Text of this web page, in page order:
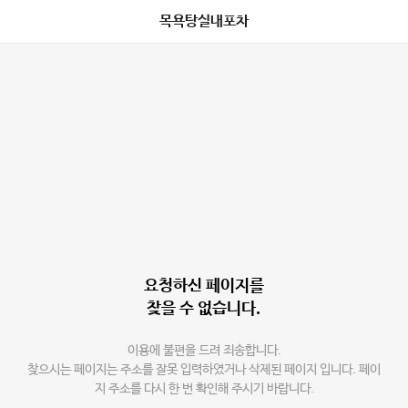
목욕탕실내포차
요청하신 페이지를
찾을 수 없습니다.
이용에 불편을 드려 죄송합니다.
찾으시는 페이지는 주소를 잘못 입력하였거나 삭제된 페이지 입니다. 페이
지 주소를 다시 한 번 확인해 주시기 바랍니다.